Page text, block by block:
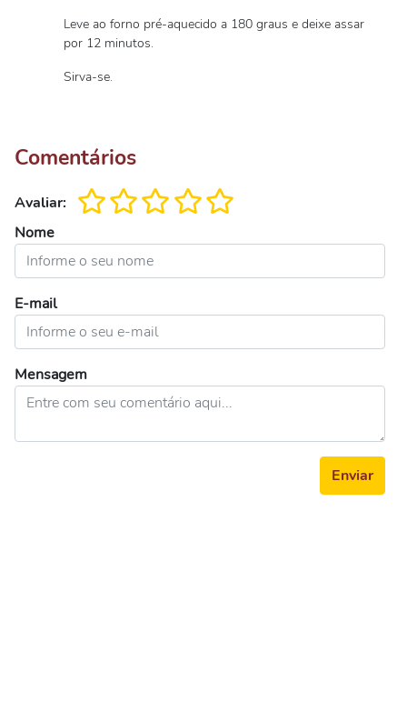
Leve ao forno pré-aquecido a 180 graus e deixe assar
por 12 minutos.
Sirva-se.
Comentários
Avaliar:
Nome
E-mail
Mensagem
Enviar